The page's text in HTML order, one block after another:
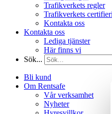
Trafikverkets regler
Trafikverkets
Kontakta oss
Kontakta oss
Lediga tjänster
Här finns vi
Sök...
Bli kund
Om Rentsafe
Vår verksamhet
Nyheter